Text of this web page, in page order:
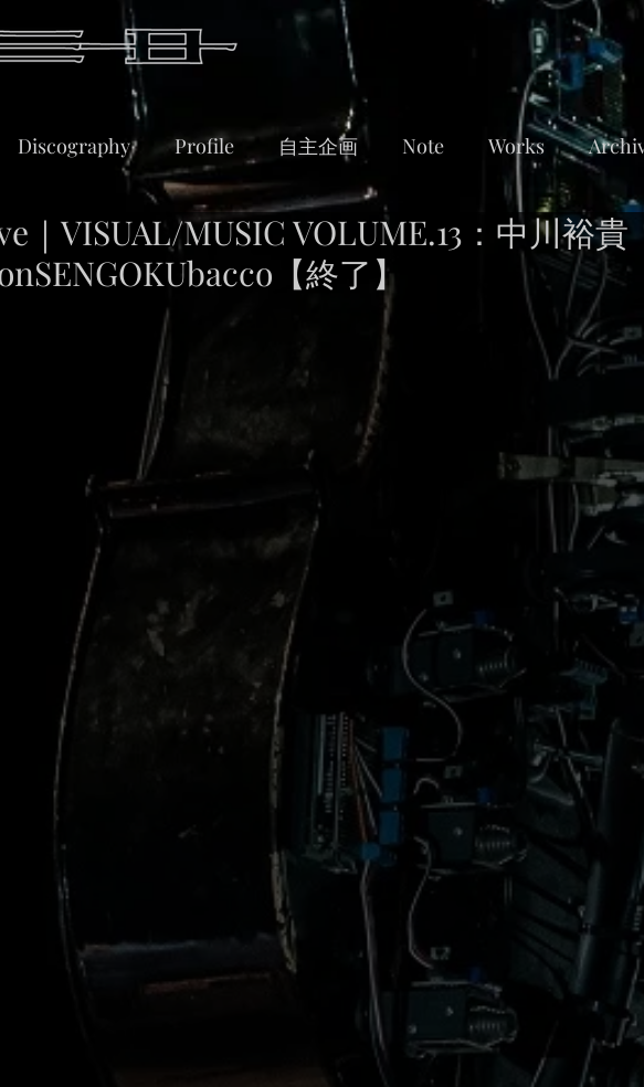
Discography Profile 自主企画 Note Works
｜VISUAL/MUSIC VOLUME.13：中川裕貴
【終了】